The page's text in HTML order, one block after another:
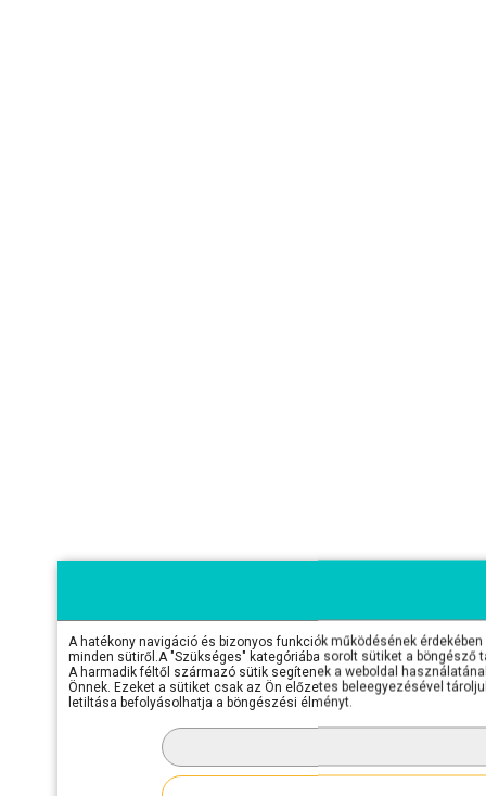
A hatékony navigáció és bizonyos funkciók működésének
minden sütiről.A "Szükséges" kategóriába sorolt sütiket a
A harmadik féltől származó sütik segítenek a weboldal
Önnek. Ezeket a sütiket csak az Ön előzetes beleegyezésével
letiltása befolyásolhatja a böngészési élményt.